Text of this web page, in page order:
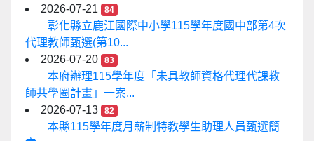
2026-07-21
84
彰化縣立鹿江國際中小學115學年度國中部第4次
代理教師甄選(第10...
2026-07-20
83
本府辦理115學年度「未具教師資格代理代課教
師共學圈計畫」一案...
2026-07-13
82
本縣115學年度月薪制特教學生助理人員甄選簡